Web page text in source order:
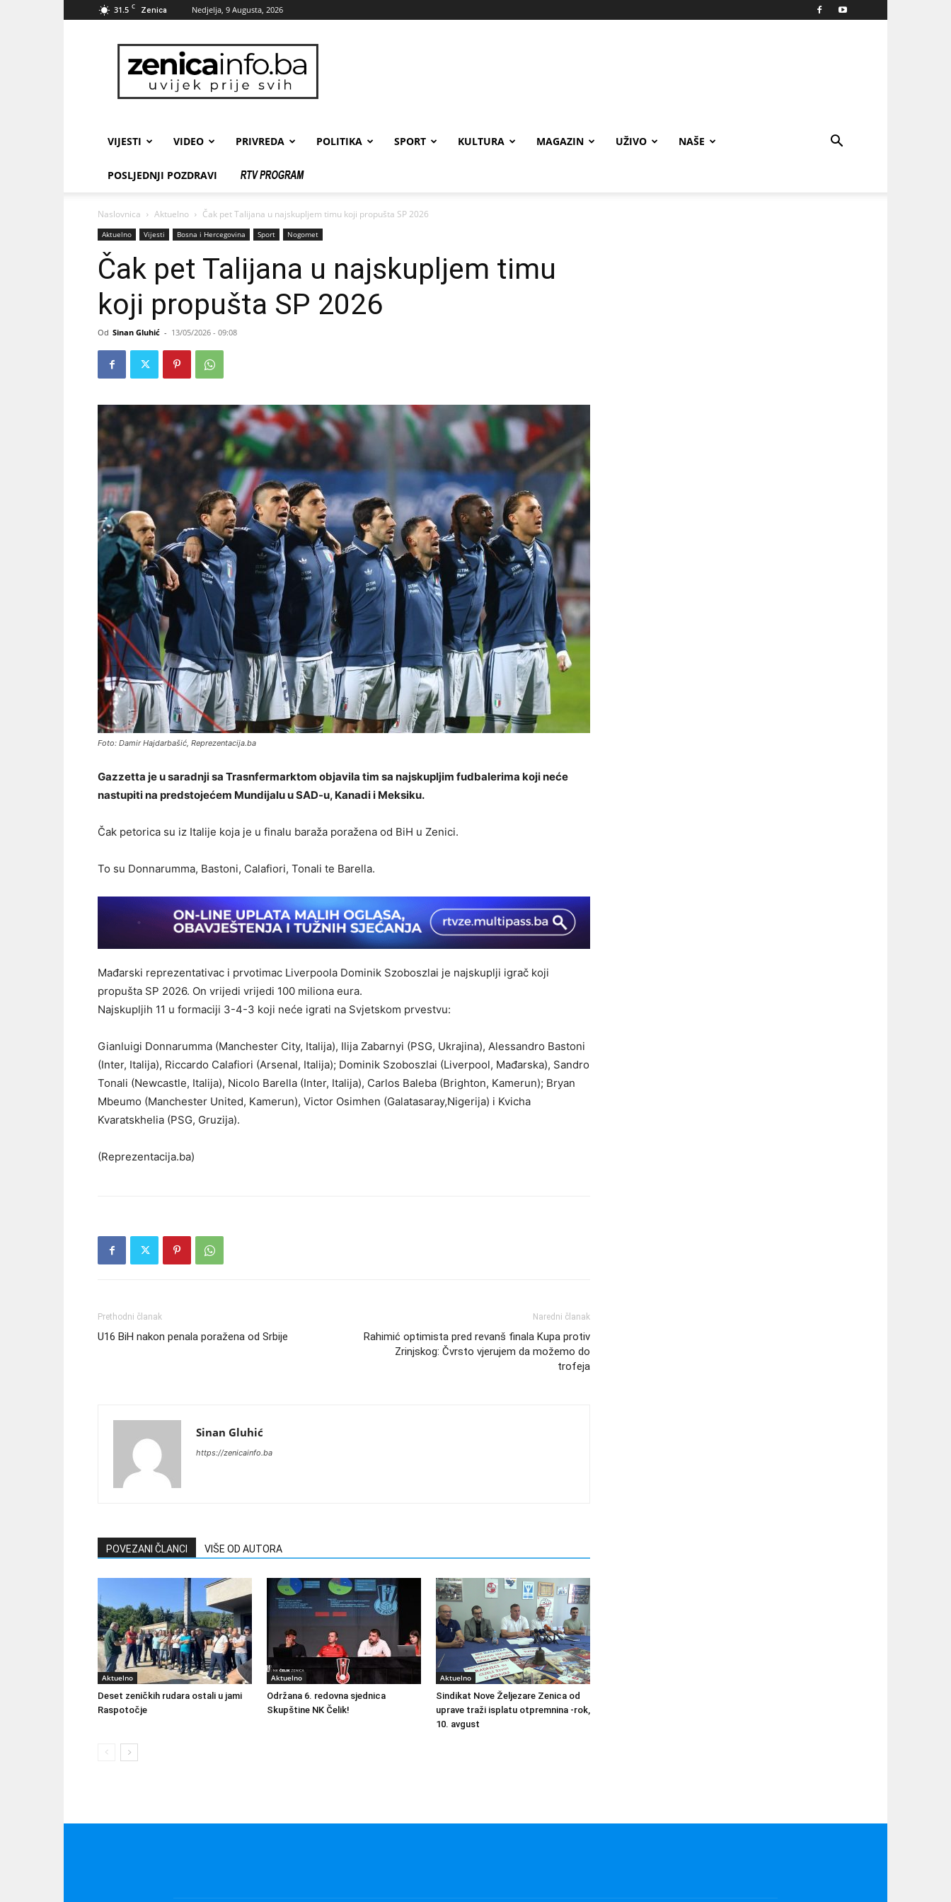
31.5 C Zenica Nedjelja, 9 Augusta, 2026
zenicainfo.ba
VIJESTI VIDEO PRIVREDA POLITIKA SPORT KULTURA MAGAZIN UŽIVO NAŠE
POSLJEDNJI POZDRAVI
Naslovnica Aktuelno Čak pet Talijana u najskupljem timu koji propušta SP 2026
Aktuelno Vijesti Bosna i Hercegovina Sport Nogomet
Čak pet Talijana u najskupljem timu
koji propušta SP 2026
Od Sinan Gluhić - 13/05/2026 - 09:08
Foto: Damir Hajdarbašić, Reprezentacija.ba
Gazzetta je u saradnji sa Trasnfermarktom objavila tim sa najskupljim fudbalerima koji neće
nastupiti na predstojećem Mundijalu u SAD-u, Kanadi i Meksiku.
Čak petorica su iz Italije koja je u finalu baraža poražena od BiH u Zenici.
To su Donnarumma, Bastoni, Calafiori, Tonali te Barella.
Mađarski reprezentativac i prvotimac Liverpoola Dominik Szoboszlai je najskuplji igrač koji
propušta SP 2026. On vrijedi vrijedi 100 miliona eura.
Najskupljih 11 u formaciji 3-4-3 koji neće igrati na Svjetskom prvestvu:
Gianluigi Donnarumma (Manchester City, Italija), Ilija Zabarnyi (PSG, Ukrajina), Alessandro Bastoni
(Inter, Italija), Riccardo Calafiori (Arsenal, Italija); Dominik Szoboszlai (Liverpool, Mađarska), Sandro
Tonali (Newcastle, Italija), Nicolo Barella (Inter, Italija), Carlos Baleba (Brighton, Kamerun); Bryan
Mbeumo (Manchester United, Kamerun), Victor Osimhen (Galatasaray,Nigerija) i Kvicha
Kvaratskhelia (PSG, Gruzija).
(Reprezentacija.ba)
Prethodni članak
U16 BiH nakon penala poražena od Srbije
Naredni članak
Rahimić optimista pred revanš finala Kupa protiv
Zrinjskog: Čvrsto vjerujem da možemo do
trofeja
Sinan Gluhić
https://zenicainfo.ba
POVEZANI ČLANCI VIŠE OD AUTORA
Aktuelno
Deset zeničkih rudara ostali u jami
Raspotočje
Aktuelno
Održana 6. redovna sjednica
Skupštine NK Čelik!
Aktuelno
Sindikat Nove Željezare Zenica od
uprave traži isplatu otpremnina -rok,
10. avgust